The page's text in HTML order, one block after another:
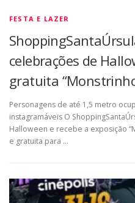
FESTA E LAZER
celebrações de
gratuita
Personagens de até 1,5 metro
instagramáveis O
Halloween e recebe a exposição
e gratuita para …